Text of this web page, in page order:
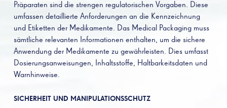
Präparaten sind die strengen regulatorischen Vorgaben. Diese
umfassen detaillierte Anforderungen an die Kennzeichnung
und Etiketten der Medikamente. Das Medical Packaging muss
sämtliche relevanten Informationen enthalten, um die sichere
Anwendung der Medikamente zu gewährleisten. Dies umfasst
Dosierungsanweisungen, Inhaltsstoffe, Haltbarkeitsdaten und
Warnhinweise.
SICHERHEIT UND MANIPULATIONSSCHUTZ